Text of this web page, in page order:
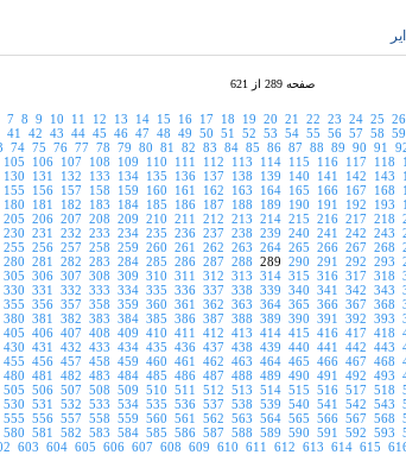
صفحه 289 از 621
7 8 9 10 11 12 13 14 15 16 17 18 19 20 21 22 23 24 25 26
41
42 43 44 45 46 47 48 49 50 51 52 53 54 55 56 57 58 59
74 75 76 77 78 79 80 81 82 83 84 85 86 87 88 89 90 91
105
106 107 108 109 110 111 112 113 114 115 116 117 118
130
131 132 133 134 135 136 137 138 139 140 141 142 143
155
156 157 158 159 160 161 162 163 164 165 166 167 168
180
181 182 183 184 185 186 187 188 189 190 191 192 193
205 206 207 208 209 210 211 212 213 214 215 216 217 218
230 231 232 233 234 235 236 237 238 239 240 241 242 243
255 256 257 258 259 260 261 262 263 264 265 266 267 268
280 281 282 283 284 285 286 287 288 289 290 291 292 293
305 306 307 308 309 310 311 312 313 314 315 316 317 318
330 331 332 333 334 335 336 337 338 339 340 341 342 343
355 356 357 358 359 360 361 362 363 364 365 366 367 368
380 381 382 383 384 385 386 387 388 389 390 391 392 393
405 406 407 408 409 410 411 412 413 414 415 416 417 418
430 431 432 433 434 435 436 437 438 439 440 441 442 443
455 456 457 458 459 460 461 462 463 464 465 466 467 468
480 481 482 483 484 485 486 487 488 489 490 491 492 493
505 506 507 508 509 510 511 512 513 514 515 516 517 518
530 531 532 533 534 535 536 537 538 539 540 541 542 543
555 556 557 558 559 560 561 562 563 564 565 566 567 568
580 581 582 583 584 585 586 587 588 589 590 591 592 593
603 604 605 606 607 608 609 610 611 612 613 614 615